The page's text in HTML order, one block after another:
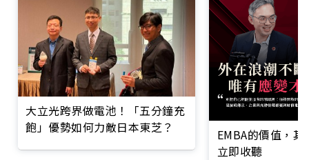
大立光跨界做電池！「五分鐘充
飽」優勢如何力敵日本東芝？
EMBA的價值，
立即收聽